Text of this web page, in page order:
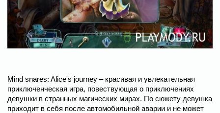
Mind snares: Alice's journey – красивая и увлекательная
приключенческая игра, повествующая о приключениях
девушки в странных магических мирах. По сюжету девушка
приходит в себя после автомобильной аварии и не может